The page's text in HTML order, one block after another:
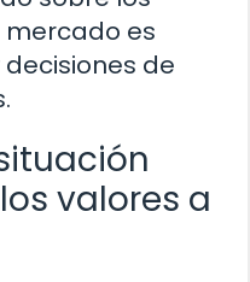
es
de
valores a